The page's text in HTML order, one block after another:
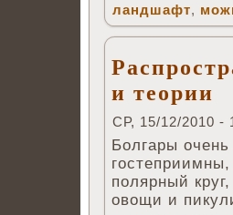
ландшафт,
и теории
СР, 15/12/2010 -
Болгары
гостеприимны,
полярный
овощи и